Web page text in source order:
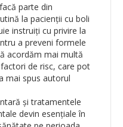
parte din
la pacienții cu boli
instruiți cu privire la
a preveni formele
acordăm mai multă
de risc, care pot
mai spus autorul
și tratamentele
devin esențiale în